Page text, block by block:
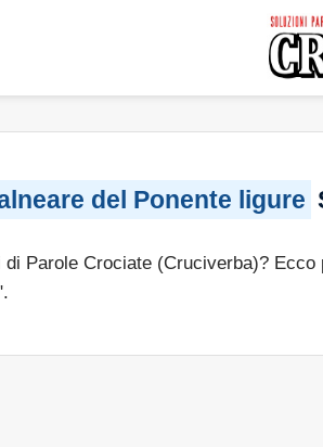
del Ponente ligure
Parole Crociate (Cruciverba)?